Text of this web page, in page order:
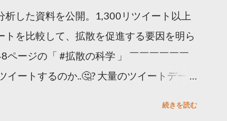
析した資料を公開。1,300リツイート以上
を比較して、拡散を促進する要因を明ら
ージの「 #拡散の科学 」 ￣￣￣￣￣￣
イートするのか..🤔? 大量のツイートデータ
続きを読む